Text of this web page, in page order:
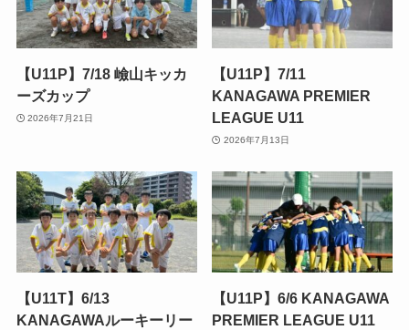
【U11P】7/18 嶮山キッカ
ーズカップ
2026年7月21日
【U11P】7/11
KANAGAWA PREMIER
LEAGUE U11
2026年7月13日
【U11T】6/13
KANAGAWAルーキーリー
【U11P】6/6 KANAGAWA
PREMIER LEAGUE U11